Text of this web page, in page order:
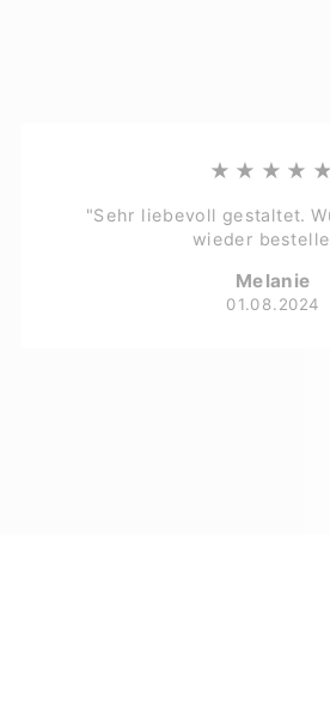
★★★★★
"Sehr liebevoll gestaltet.
wieder
Melanie
01.08.2024